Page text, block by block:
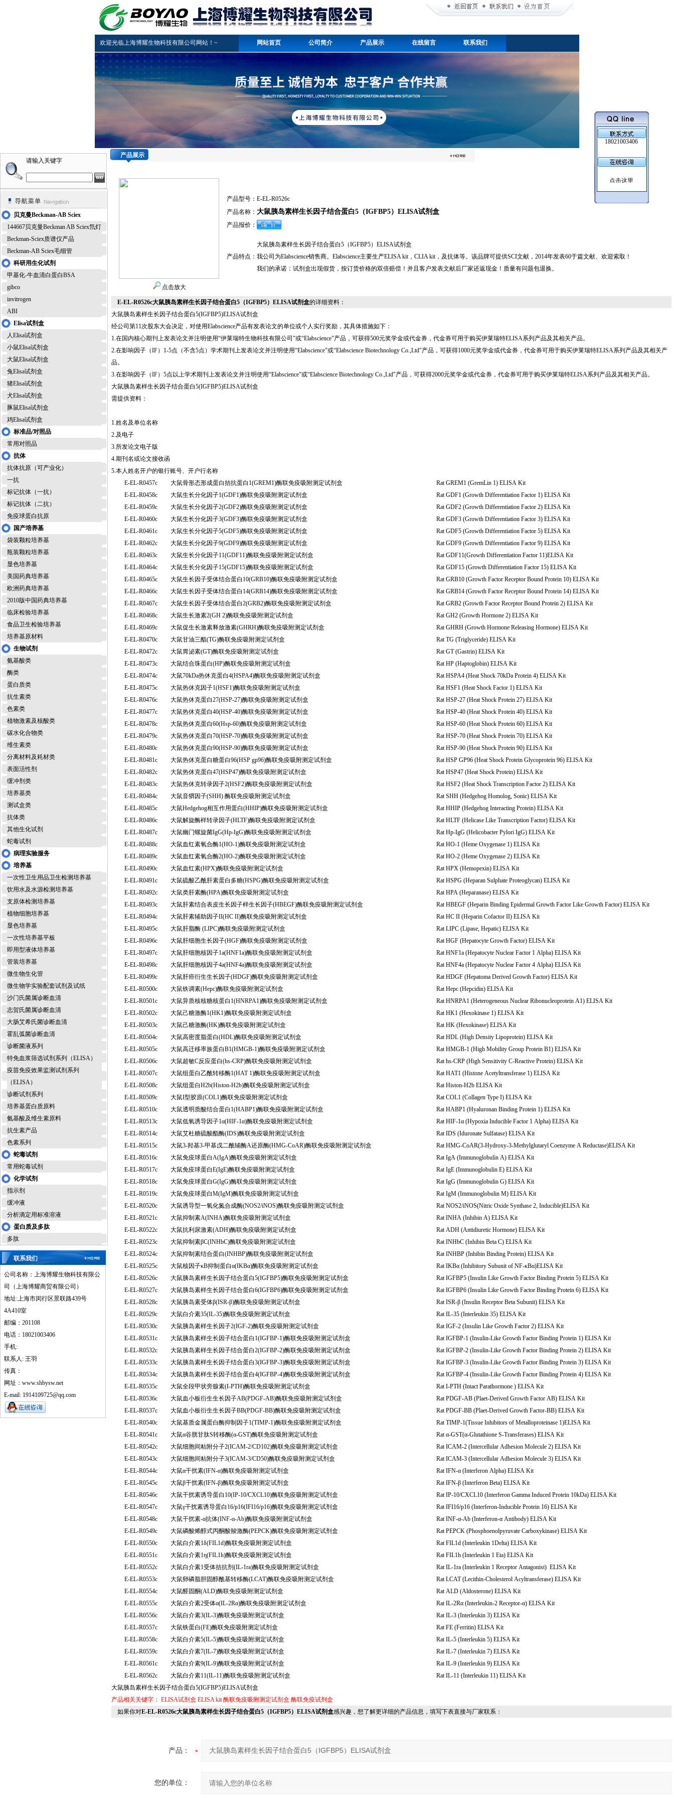
欢迎光临上海博耀生物科技有限公司网站！~ 网站首页 公司简介 产品展示 在线留言 联系我们
18021003406
请输入关键字
贝克曼Beckman-AB Sciex
144667贝克曼Beckman AB Sciex氘灯
Beckman-Sciex质谱仪产品
Beckman-AB Sciex毛细管
科研用生化试剂
甲基化-牛血清白蛋白BSA
gibco
invitrogen
ABI
Elisa试剂盒
人Elisa试剂盒
小鼠Elisa试剂盒
大鼠Elisa试剂盒
兔Elisa试剂盒
猪Elisa试剂盒
犬Elisa试剂盒
豚鼠Elisa试剂盒
鸡Elisa试剂盒
标准品/对照品
常用对照品
抗体
抗体抗原（可产业化）
一抗
标记抗体（一抗）
标记抗体（二抗）
免疫球蛋白抗原
国产培养基
袋装颗粒培养基
瓶装颗粒培养基
显色培养基
美国药典培养基
欧洲药典培养基
2010版中国药典培养基
临床检验培养基
食品卫生检验培养基
培养基原材料
生物试剂
氨基酸类
酶类
蛋白质类
抗生素类
色素类
植物激素及核酸类
碳水化合物类
维生素类
分离材料及耗材类
表面活性剂
缓冲剂类
培养基类
测试盒类
抗体类
其他生化试剂
蛇毒试剂
病理实验服务
培养基
一次性卫生用品卫生检测培养基
饮用水及水源检测培养基
支原体检测培养基
植物细胞培养基
显色培养基
一次性培养基平板
即用型液体培养基
管装培养基
微生物生化管
微生物学实验配套试剂及试纸
沙门氏菌属诊断血清
志贺氏菌属诊断血清
大肠艾希氏菌诊断血清
霍乱弧菌诊断血清
诊断菌液系列
特免血浆筛选试剂系列（ELISA）
疫苗免疫效果监测试剂系列
（ELISA）
诊断试剂系列
培养基蛋白质原料
氨基酸及维生素原料
抗生素产品
色素系列
蛇毒试剂
常用蛇毒试剂
化学试剂
指示剂
缓冲液
分析滴定用标准溶液
蛋白质及多肽
多肽
联系我们
公司名称：上海博耀生物科技有限公
司（上海博耀商贸有限公司）
地址:上海市闵行区景联路439号
4A410室
邮编：201108
电话：18021003406
手机:
联系人: 王羽
传真：
网址：www.shbysw.net
E-mail: 1914109725@qq.com
产品展示
点击放大
产品型号： E-EL-R0526c
产品名称： 大鼠胰岛素样生长因子结合蛋白5（IGFBP5）ELISA试剂盒
产品报价：
产品特点：
大鼠胰岛素样生长因子结合蛋白5（IGFBP5）ELISA试剂盒
我公司为Elabscience销售商。Elabscience主要生产ELISA kit，CLIA kit，及抗体等。该品牌可提供SCI文献，2014年发表60于篇文献、欢迎索取！
我们的承诺：试剂盒出现假货，按订货价格的双倍赔偿！并且客户发表文献后厂家还返现金！质量有问题包退换。
E-EL-R0526c大鼠胰岛素样生长因子结合蛋白5（IGFBP5）ELISA试剂盒的详细资料：
大鼠胰岛素样生长因子结合蛋白5(IGFBP5)ELISA试剂盒
经公司第11次股东大会决定，对使用Elabscience产品有发表论文的单位或个人实行奖励，其具体措施如下：
1.在国内核心期刊上发表论文并注明使用“伊莱瑞特生物科技有限公司"或“Elabscience"产品，可获得500元奖学金或代金券，代金券可用于购买伊莱瑞特ELISA系列产品及其相关产品。
2.在影响因子（IF）1-5点（不含5点）学术期刊上发表论文并注明使用“Elabscience"或“Elabscience Biotechnology Co.,Ltd"产品，可获得1000元奖学金或代金券，代金券可用于购买伊莱瑞特ELISA系列产品及其相关产
品。
3.在影响因子（IF）5点以上学术期刊上发表论文并注明使用“Elabscience"或“Elabscience Biotechnology Co.,Ltd"产品，可获得2000元奖学金或代金券，代金券可用于购买伊莱瑞特ELISA系列产品及其相关产品。
大鼠胰岛素样生长因子结合蛋白5(IGFBP5)ELISA试剂盒
需提供资料：
1.姓名及单位名称
2.及电子
3.所发论文电子版
4.期刊名或论文接收函
5.本人姓名开户的银行账号、开户行名称
E-EL-R0457c
大鼠骨形态形成蛋白拮抗蛋白1(GREM1)酶联免疫吸附测定试剂盒
Rat GREM1 (GremLin 1) ELISA Kit
E-EL-R0458c
大鼠生长分化因子1(GDF1)酶联免疫吸附测定试剂盒
Rat GDF1 (Growth Differentiation Factor 1) ELISA Kit
E-EL-R0459c
大鼠生长分化因子2(GDF2)酶联免疫吸附测定试剂盒
Rat GDF2 (Growth Differentiation Factor 2) ELISA Kit
E-EL-R0460c
大鼠生长分化因子3(GDF3)酶联免疫吸附测定试剂盒
Rat GDF3 (Growth Differentiation Factor 3) ELISA Kit
E-EL-R0461c
大鼠生长分化因子5(GDF5)酶联免疫吸附测定试剂盒
Rat GDF5 (Growth Differentiation Factor 5) ELISA Kit
E-EL-R0462c
大鼠生长分化因子9(GDF9)酶联免疫吸附测定试剂盒
Rat GDF9 (Growth Differentiation Factor 9) ELISA Kit
E-EL-R0463c
大鼠生长分化因子11(GDF11)酶联免疫吸附测定试剂盒
Rat GDF11(Growth Differentiation Factor 11)ELISA Kit
E-EL-R0464c
大鼠生长分化因子15(GDF15)酶联免疫吸附测定试剂盒
Rat GDF15 (Growth Differentiation Factor 15) ELISA Kit
E-EL-R0465c
大鼠生长因子受体结合蛋白10(GRB10)酶联免疫吸附测定试剂盒
Rat GRB10 (Growth Factor Receptor Bound Protein 10) ELISA Kit
E-EL-R0466c
大鼠生长因子受体结合蛋白14(GRB14)酶联免疫吸附测定试剂盒
Rat GRB14 (Growth Factor Receptor Bound Protein 14) ELISA Kit
E-EL-R0467c
大鼠生长因子受体结合蛋白2(GRB2)酶联免疫吸附测定试剂盒
Rat GRB2 (Growth Factor Receptor Bound Protein 2) ELISA Kit
E-EL-R0468c
大鼠生长激素2(GH 2)酶联免疫吸附测定试剂盒
Rat GH2 (Growth Hormone 2) ELISA Kit
E-EL-R0469c
大鼠促生长激素释放激素(GHRH)酶联免疫吸附测定试剂盒
Rat GHRH (Growth Hormone Releasing Hormone) ELISA Kit
E-EL-R0470c
大鼠甘油三酯(TG)酶联免疫吸附测定试剂盒
Rat TG (Triglyceride) ELISA Kit
E-EL-R0472c
大鼠胃泌素(GT)酶联免疫吸附测定试剂盒
Rat GT (Gastrin) ELISA Kit
E-EL-R0473c
大鼠结合珠蛋白(HP)酶联免疫吸附测定试剂盒
Rat HP (Haptoglobin) ELISA Kit
E-EL-R0474c
大鼠70kDa热休克蛋白4(HSPA4)酶联免疫吸附测定试剂盒
Rat HSPA4 (Heat Shock 70kDa Protein 4) ELISA Kit
E-EL-R0475c
大鼠热休克因子1(HSF1)酶联免疫吸附测定试剂盒
Rat HSF1 (Heat Shock Factor 1) ELISA Kit
E-EL-R0476c
大鼠热休克蛋白27(HSP-27)酶联免疫吸附测定试剂盒
Rat HSP-27 (Heat Shock Protein 27) ELISA Kit
E-EL-R0477c
大鼠热休克蛋白40(HSP-40)酶联免疫吸附测定试剂盒
Rat HSP-40 (Heat Shock Protein 40) ELISA Kit
E-EL-R0478c
大鼠热休克蛋白60(Hsp-60)酶联免疫吸附测定试剂盒
Rat HSP-60 (Heat Shock Protein 60) ELISA Kit
E-EL-R0479c
大鼠热休克蛋白70(HSP-70)酶联免疫吸附测定试剂盒
Rat HSP-70 (Heat Shock Protein 70) ELISA Kit
E-EL-R0480c
大鼠热休克蛋白90(HSP-90)酶联免疫吸附测定试剂盒
Rat HSP-90 (Heat Shock Protein 90) ELISA Kit
E-EL-R0481c
大鼠热休克蛋白糖蛋白96(HSP gp96)酶联免疫吸附测定试剂盒
Rat HSP GP96 (Heat Shock Protein Glycoprotein 96) ELISA Kit
E-EL-R0482c
大鼠热休克蛋白47(HSP47)酶联免疫吸附测定试剂盒
Rat HSP47 (Heat Shock Protein) ELISA Kit
E-EL-R0483c
大鼠热休克转录因子2(HSF2)酶联免疫吸附测定试剂盒
Rat HSF2 (Heat Shock Transcription Factor 2) ELISA Kit
E-EL-R0484c
大鼠音猬因子(SHH) 酶联免疫吸附测定试剂盒
Rat SHH (Hedgehog Homolog, Sonic) ELISA Kit
E-EL-R0485c
大鼠Hedgehog相互作用蛋白(HHIP)酶联免疫吸附测定试剂盒
Rat HHIP (Hedgehog Interacting Protein) ELISA Kit
E-EL-R0486c
大鼠解旋酶样转录因子(HLTF)酶联免疫吸附测定试剂盒
Rat HLTF (Helicase Like Transcription Factor) ELISA Kit
E-EL-R0487c
大鼠幽门螺旋菌IgG(Hp-IgG)酶联免疫吸附测定试剂盒
Rat Hp-IgG (Helicobacter Pylori IgG) ELISA Kit
E-EL-R0488c
大鼠血红素氧合酶1(HO-1)酶联免疫吸附测定试剂盒
Rat HO-1 (Heme Oxygenase 1) ELISA Kit
E-EL-R0489c
大鼠血红素氧合酶2(HO-2)酶联免疫吸附测定试剂盒
Rat HO-2 (Heme Oxygenase 2) ELISA Kit
E-EL-R0490c
大鼠血红素(HPX)酶联免疫吸附测定试剂盒
Rat HPX (Hemopexin) ELISA Kit
E-EL-R0491c
大鼠硫酸乙酰肝素蛋白多糖(HSPG)酶联免疫吸附测定试剂盒
Rat HSPG (Heparan Sulphate Proteoglycan) ELISA Kit
E-EL-R0492c
大鼠类肝素酶(HPA)酶联免疫吸附测定试剂盒
Rat HPA (Heparanase) ELISA Kit
E-EL-R0493c
大鼠肝素结合表皮生长因子样生长因子(HBEGF)酶联免疫吸附测定试剂盒
Rat HBEGF (Heparin Binding Epidermal Growth Factor Like Growth Factor) ELISA Kit
E-EL-R0494c
大鼠肝素辅助因子II(HC II)酶联免疫吸附测定试剂盒
Rat HC II (Heparin Cofactor II) ELISA Kit
E-EL-R0495c
大鼠肝脂酶 (LIPC)酶联免疫吸附测定试剂盒
Rat LIPC (Lipase, Hepatic) ELISA Kit
E-EL-R0496c
大鼠肝细胞生长因子(HGF)酶联免疫吸附测定试剂盒
Rat HGF (Hepatocyte Growth Factor) ELISA Kit
E-EL-R0497c
大鼠肝细胞核因子1a(HNF1a)酶联免疫吸附测定试剂盒
Rat HNF1a (Hepatocyte Nuclear Factor 1 Alpha) ELISA Kit
E-EL-R0498c
大鼠肝细胞核因子4a(HNF4a)酶联免疫吸附测定试剂盒
Rat HNF4a (Hepatocyte Nuclear Factor 4 Alpha) ELISA Kit
E-EL-R0499c
大鼠肝癌衍生生长因子(HDGF)酶联免疫吸附测定试剂盒
Rat HDGF (Hepatoma Derived Growth Factor) ELISA Kit
E-EL-R0500c
大鼠铁调素(Hepc)酶联免疫吸附测定试剂盒
Rat Hepc (Hepcidin) ELISA Kit
E-EL-R0501c
大鼠异质核核糖核蛋白1(HNRPA1)酶联免疫吸附测定试剂盒
Rat HNRPA1 (Heterogeneous Nuclear Ribonucleoprotein A1) ELISA Kit
E-EL-R0502c
大鼠己糖激酶1(HK1)酶联免疫吸附测定试剂盒
Rat HK1 (Hexokinase 1) ELISA Kit
E-EL-R0503c
大鼠己糖激酶(HK)酶联免疫吸附测定试剂盒
Rat HK (Hexokinase) ELISA Kit
E-EL-R0504c
大鼠高密度脂蛋白(HDL)酶联免疫吸附测定试剂盒
Rat HDL (High Density Lipoprotein) ELISA Kit
E-EL-R0505c
大鼠高迁移率族蛋白B1(HMGB-1)酶联免疫吸附测定试剂盒
Rat HMGB-1 (High Mobility Group Protein B1) ELISA Kit
E-EL-R0506c
大鼠超敏C反应蛋白(hs-CRP)酶联免疫吸附测定试剂盒
Rat hs-CRP (High Sensitivity C-Reactive Protein) ELISA Kit
E-EL-R0507c
大鼠组蛋白乙酰转移酶1(HAT 1)酶联免疫吸附测定试剂盒
Rat HAT1 (Histone Acetyltransferase 1) ELISA Kit
E-EL-R0508c
大鼠组蛋白H2b(Histon-H2b)酶联免疫吸附测定试剂盒
Rat Histon-H2b ELISA Kit
E-EL-R0509c
大鼠I型胶原(COL1)酶联免疫吸附测定试剂盒
Rat COL1 (Collagen Type I) ELISA Kit
E-EL-R0510c
大鼠透明质酸结合蛋白1(HABP1)酶联免疫吸附测定试剂盒
Rat HABP1 (Hyaluronan Binding Protein 1) ELISA Kit
E-EL-R0513c
大鼠低氧诱导因子1α(HIF-1α)酶联免疫吸附测定试剂盒
Rat HIF-1α (Hypoxia Inducible Factor 1 Alpha) ELISA Kit
E-EL-R0514c
大鼠艾杜糖硫酸酯酶(IDS)酶联免疫吸附测定试剂盒
Rat IDS (Iduronate Sulfatase) ELISA Kit
E-EL-R0515c
大鼠3-羟基3-甲基戊二酰辅酶A还原酶(HMG-CoAR)酶联免疫吸附测定试剂盒
Rat HMG-CoAR(3-Hydroxy-3-Methylglutaryl Coenzyme A Reductase)ELISA Kit
E-EL-R0516c
大鼠免疫球蛋白A(IgA)酶联免疫吸附测定试剂盒
Rat IgA (Immunoglobulin A) ELISA Kit
E-EL-R0517c
大鼠免疫球蛋白E(IgE)酶联免疫吸附测定试剂盒
Rat IgE (Immunoglobulin E) ELISA Kit
E-EL-R0518c
大鼠免疫球蛋白G(IgG)酶联免疫吸附测定试剂盒
Rat IgG (Immunoglobulin G) ELISA Kit
E-EL-R0519c
大鼠免疫球蛋白M(IgM)酶联免疫吸附测定试剂盒
Rat IgM (Immunoglobulin M) ELISA Kit
E-EL-R0520c
大鼠诱导型一氧化氮合成酶(NOS2/iNOS)酶联免疫吸附测定试剂盒
Rat NOS2/iNOS(Nitric Oxide Synthase 2, Inducible)ELISA Kit
E-EL-R0521c
大鼠抑制素A(INHA)酶联免疫吸附测定试剂盒
Rat INHA (Inhibin A) ELISA Kit
E-EL-R0522c
大鼠抗利尿激素(ADH)酶联免疫吸附测定试剂盒
Rat ADH (Antidiuretic Hormone) ELISA Kit
E-EL-R0523c
大鼠抑制素βC(INHbC)酶联免疫吸附测定试剂盒
Rat INHbC (Inhibin Beta C) ELISA Kit
E-EL-R0524c
大鼠抑制素结合蛋白(INHBP)酶联免疫吸附测定试剂盒
Rat INHBP (Inhibin Binding Protein) ELISA Kit
E-EL-R0525c
大鼠核因子κB抑制蛋白α(IKBα)酶联免疫吸附测定试剂盒
Rat IKBα (Inhibitory Subunit of NF-κBα)ELISA Kit
E-EL-R0526c
大鼠胰岛素样生长因子结合蛋白5(IGFBP5)酶联免疫吸附测定试剂盒
Rat IGFBP5 (Insulin Like Growth Factor Binding Protein 5) ELISA Kit
E-EL-R0527c
大鼠胰岛素样生长因子结合蛋白6(IGFBP6)酶联免疫吸附测定试剂盒
Rat IGFBP6 (Insulin Like Growth Factor Binding Protein 6) ELISA Kit
E-EL-R0528c
大鼠胰岛素受体β(ISR-β)酶联免疫吸附测定试剂盒
Rat ISR-β (Insulin Receptor Beta Subunit) ELISA Kit
E-EL-R0529c
大鼠白介素35(IL-35)酶联免疫吸附测定试剂盒
Rat IL-35 (Interleukin 35) ELISA Kit
E-EL-R0530c
大鼠胰岛素样生长因子2(IGF-2)酶联免疫吸附测定试剂盒
Rat IGF-2 (Insulin Like Growth Factor 2) ELISA Kit
E-EL-R0531c
大鼠胰岛素样生长因子结合蛋白1(IGFBP-1)酶联免疫吸附测定试剂盒
Rat IGFBP-1 (Insulin-Like Growth Factor Binding Protein 1) ELISA Kit
E-EL-R0532c
大鼠胰岛素样生长因子结合蛋白2(IGFBP-2)酶联免疫吸附测定试剂盒
Rat IGFBP-2 (Insulin-Like Growth Factor Binding Protein 2) ELISA Kit
E-EL-R0533c
大鼠胰岛素样生长因子结合蛋白3(IGFBP-3)酶联免疫吸附测定试剂盒
Rat IGFBP-3 (Insulin-Like Growth Factor Binding Protein 3) ELISA Kit
E-EL-R0534c
大鼠胰岛素样生长因子结合蛋白4(IGFBP-4)酶联免疫吸附测定试剂盒
Rat IGFBP-4 (Insulin-Like Growth Factor Binding Protein 4) ELISA Kit
E-EL-R0535c
大鼠全段甲状旁腺素(I-PTH)酶联免疫吸附测定试剂盒
Rat I-PTH (Intact Parathormone ) ELISA Kit
E-EL-R0536c
大鼠血小板衍生生长因子AB(PDGF-AB)酶联免疫吸附测定试剂盒
Rat PDGF-AB (Plaet-Derived Growth Factor AB) ELISA Kit
E-EL-R0537c
大鼠血小板衍生生长因子BB(PDGF-BB)酶联免疫吸附测定试剂盒
Rat PDGF-BB (Plaet-Derived Growth Factor-BB) ELISA Kit
E-EL-R0540c
大鼠基质金属蛋白酶抑制因子1(TIMP-1)酶联免疫吸附测定试剂盒
Rat TIMP-1(Tissue Inhibitors of Metalloproteinase 1)ELISA Kit
E-EL-R0541c
大鼠α谷胱甘肽S转移酶(α-GST)酶联免疫吸附测定试剂盒
Rat α-GST(α-Glutathione S-Transferases) ELISA Kit
E-EL-R0542c
大鼠细胞间粘附分子2(ICAM-2/CD102)酶联免疫吸附测定试剂盒
Rat ICAM-2 (Intercellular Adhesion Molecule 2) ELISA Kit
E-EL-R0543c
大鼠细胞间粘附分子3(ICAM-3/CD50)酶联免疫吸附测定试剂盒
Rat ICAM-3 (Intercellular Adhesion Molecule 3) ELISA Kit
E-EL-R0544c
大鼠α干扰素(IFN-α)酶联免疫吸附测定试剂盒
Rat IFN-α (Interferon Alpha) ELISA Kit
E-EL-R0545c
大鼠β干扰素(IFN-β)酶联免疫吸附测定试剂盒
Rat IFN-β (Interferon Beta) ELISA Kit
E-EL-R0546c
大鼠干扰素诱导蛋白10(IP-10/CXCL10)酶联免疫吸附测定试剂盒
Rat IP-10/CXCL10 (Interferon Gamma Induced Protein 10kDa) ELISA Kit
E-EL-R0547c
大鼠γ干扰素诱导蛋白16/p16(IFI16/p16)酶联免疫吸附测定试剂盒
Rat IFI16/p16 (Interferon-Inducible Protein 16) ELISA Kit
E-EL-R0548c
大鼠干扰素-α抗体(INF-α-Ab)酶联免疫吸附测定试剂盒
Rat INF-α-Ab (Interferon-α Antibody) ELISA Kit
E-EL-R0549c
大鼠磷酸烯醇式丙酮酸羧激酶(PEPCK)酶联免疫吸附测定试剂盒
Rat PEPCK (Phosphoenolpyruvate Carboxykinase) ELISA Kit
E-EL-R0550c
大鼠白介素1δ(FIL1d)酶联免疫吸附测定试剂盒
Rat FIL1d (Interleukin 1Delta) ELISA Kit
E-EL-R0551c
大鼠白介素1η(FIL1h)酶联免疫吸附测定试剂盒
Rat FIL1h (Interleukin 1 Eta) ELISA Kit
E-EL-R0552c
大鼠白介素1受体拮抗剂(IL-1ra)酶联免疫吸附测定试剂盒
Rat IL-1ra (Interleukin 1 Receptor Antagonist) ELISA Kit
E-EL-R0553c
大鼠卵磷脂胆固醇酰基转移酶(LCAT)酶联免疫吸附测定试剂盒
Rat LCAT (Lecithin-Cholesterol Acyltransferase) ELISA Kit
E-EL-R0554c
大鼠醛固酮(ALD)酶联免疫吸附测定试剂盒
Rat ALD (Aldosterone) ELISA Kit
E-EL-R0555c
大鼠白介素2受体α(IL-2Rα)酶联免疫吸附测定试剂盒
Rat IL-2Rα (Interleukin-2 Receptor-α) ELISA Kit
E-EL-R0556c
大鼠白介素3(IL-3)酶联免疫吸附测定试剂盒
Rat IL-3 (Interleukin 3) ELISA Kit
E-EL-R0557c
大鼠铁蛋白(FE)酶联免疫吸附测定试剂盒
Rat FE (Ferritin) ELISA Kit
E-EL-R0558c
大鼠白介素5(IL-5)酶联免疫吸附测定试剂盒
Rat IL-5 (Interleukin 5) ELISA Kit
E-EL-R0559c
大鼠白介素7(IL-7)酶联免疫吸附测定试剂盒
Rat IL-7 (Interleukin 7) ELISA Kit
E-EL-R0561c
大鼠白介素9(IL-9)酶联免疫吸附测定试剂盒
Rat IL-9 (Interleukin 9) ELISA Kit
E-EL-R0562c
大鼠白介素11(IL-11)酶联免疫吸附测定试剂盒
Rat IL-11 (Interleukin 11) ELISA Kit
大鼠胰岛素样生长因子结合蛋白5(IGFBP5)ELISA试剂盒
产品相关关键字： ELISA试剂盒 ELISA kit 酶联免疫吸附测定试剂盒 酶联免疫试剂盒
如果你对E-EL-R0526c大鼠胰岛素样生长因子结合蛋白5（IGFBP5）ELISA试剂盒感兴趣，想了解更详细的产品信息，填写下表直接与厂家联系：
产品：
您的单位：